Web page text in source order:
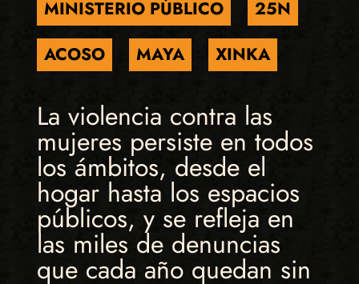
MINISTERIO PÚBLICO
25N
ACOSO
MAYA XINKA
La violencia contra las
mujeres persiste en todos
los ámbitos, desde el
hogar hasta los espacios
públicos, y se refleja en
las miles de denuncias
que cada año quedan sin